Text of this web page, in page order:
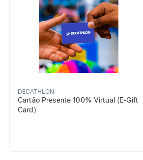
Cor Predominante cinza
beneficiosDoProduto
DECATHLON
Cartão Presente 100% Virtual (E-Gift
Card)